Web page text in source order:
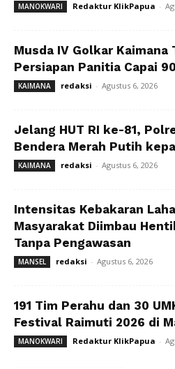
MANOKWARI Redaktur KlikPapua -
Musda IV Golkar
Persiapan Panitia Capai
KAIMANA redaksi - Agustus 6, 2026
Jelang HUT RI ke-81,
Bendera Merah Putih
KAIMANA redaksi - Agustus 6, 2026
Intensitas Kebakaran
Masyarakat Diimbau
Tanpa Pengawasan
MANSEL redaksi - Agustus 6, 2026
191 Tim Perahu dan 30
Festival Raimuti 2026 di
MANOKWARI Redaktur KlikPapua -